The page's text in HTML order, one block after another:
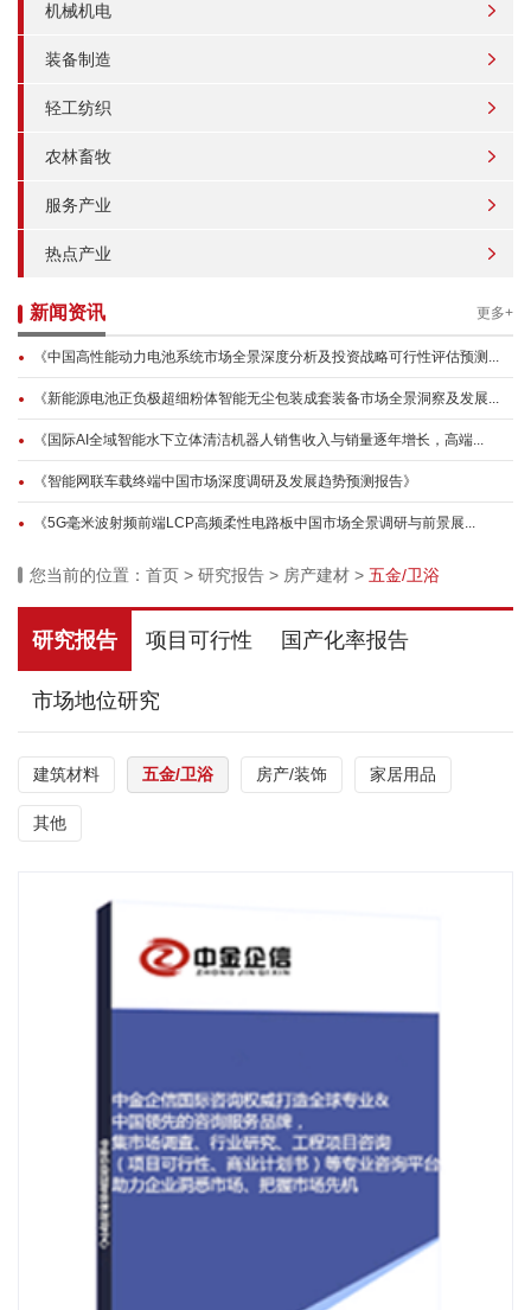
机械机电
装备制造
轻工纺织
农林畜牧
服务产业
热点产业
新闻资讯 更多+
《中国高性能动力电池系统市场全景深度分析及投资战略可行性评估预测...
《新能源电池正负极超细粉体智能无尘包装成套装备市场全景洞察及发展...
《国际AI全域智能水下立体清洁机器人销售收入与销量逐年增长，高端...
《智能网联车载终端中国市场深度调研及发展趋势预测报告》
《5G毫米波射频前端LCP高频柔性电路板中国市场全景调研与前景展...
您当前的位置： 首页 > 研究报告 > 房产建材 > 五金/卫浴
研究报告 项目可行性 国产化率报告
市场地位研究
建筑材料 五金/卫浴 房产/装饰 家居用品
其他